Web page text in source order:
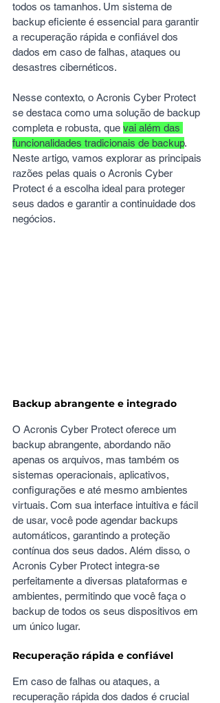
todos os tamanhos. Um sistema de
backup eficiente é essencial para garantir
a recuperação rápida e confiável dos
dados em caso de falhas, ataques ou
desastres cibernéticos.
Nesse contexto, o Acronis Cyber Protect
se destaca como uma solução de backup
completa e robusta, que vai além das
funcionalidades tradicionais de backup.
Neste artigo, vamos explorar as principais
razões pelas quais o Acronis Cyber
Protect é a escolha ideal para proteger
seus dados e garantir a continuidade dos
negócios.
Backup abrangente e integrado
O Acronis Cyber Protect oferece um
backup abrangente, abordando não
apenas os arquivos, mas também os
sistemas operacionais, aplicativos,
configurações e até mesmo ambientes
virtuais. Com sua interface intuitiva e fácil
de usar, você pode agendar backups
automáticos, garantindo a proteção
contínua dos seus dados. Além disso, o
Acronis Cyber Protect integra-se
perfeitamente a diversas plataformas e
ambientes, permitindo que você faça o
backup de todos os seus dispositivos em
um único lugar.
Recuperação rápida e confiável
Em caso de falhas ou ataques, a
recuperação rápida dos dados é crucial